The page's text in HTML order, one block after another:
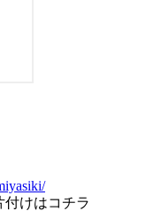
付けはコチラ